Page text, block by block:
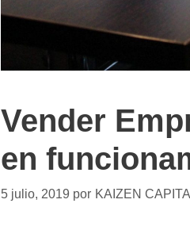
Vender
en
5 julio, 2019 por KAIZEN